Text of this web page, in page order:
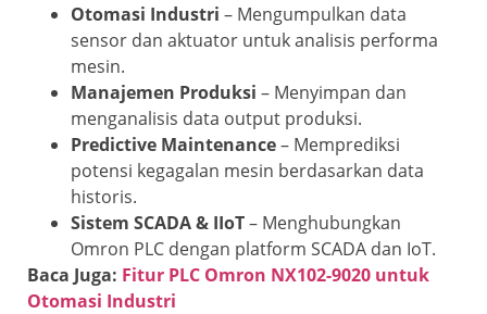
Otomasi Industri – Mengumpulkan data
sensor dan aktuator untuk analisis performa
mesin.
Manajemen Produksi – Menyimpan dan
menganalisis data output produksi.
Predictive Maintenance– Memprediksi
potensi kegagalan mesin berdasarkan data
historis.
Sistem SCADA & IIoT– Menghubungkan
Omron PLC dengan platform SCADA dan IoT.
Baca Juga: Fitur PLC Omron NX102-9020 untuk
Otomasi Industri